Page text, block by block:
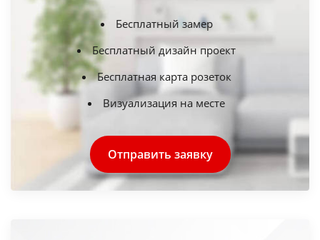
Бесплатный замер
Бесплатный дизайн проект
Бесплатная карта розеток
Визуализация на месте
Отправить заявку